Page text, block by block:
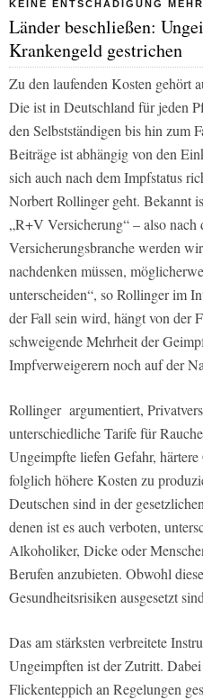
KEINE ENTSCHÄDIGUNG
Länder beschließen:
Krankengeld gestrichen
Zu den laufenden Kosten gehört
Die ist in Deutschland für jeden
den Selbstständigen bis hin zum
Beiträge ist abhängig von den
sich auch nach dem Impfstatus
Norbert Rollinger geht. Bekannt
„R+V Versicherung“ – also
Versicherungsbranche werden
nachdenken müssen,
unterscheiden“, so Rollinger im
der Fall sein wird, hängt von der
schweigende Mehrheit der
Impfverweigerern noch auf der
Rollinger argumentiert,
unterschiedliche Tarife für
Ungeimpfte liefen Gefahr,
folglich höhere Kosten zu
Deutschen sind in der
denen ist es auch verboten,
Alkoholiker, Dicke oder
Berufen anzubieten. Obwohl
Gesundheitsrisiken ausgesetzt
Das am stärksten verbreitete
Ungeimpften ist der Zutritt.
Flickenteppich an Regelungen